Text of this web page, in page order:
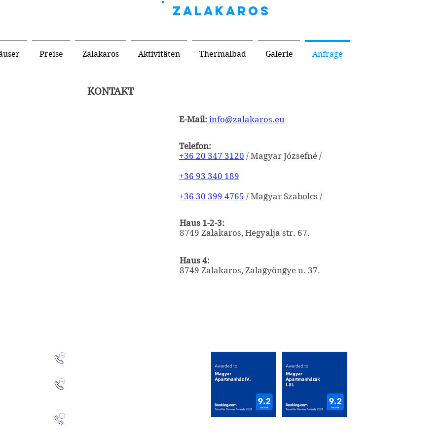
ZALAKAROS
Preise Zalakaros Aktivitäten Thermalbad Galerie Anfrage
KONTAKT
E-Mail: info@zalakaros.eu
Telefon:
+36 20 347 3120 / Magyar Józsefné /
+36 93 340 189
+36 30 399 4765 / Magyar Szabolcs /
Haus 1-2-3:
8749 Zalakaros, Hegyalja str. 67.
Haus 4:
8749 Zalakaros, Zalagyöngye u. 37.